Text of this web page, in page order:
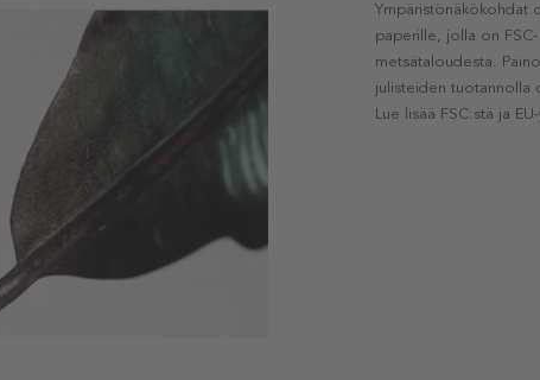
Ympäristönäkökohdat
paperille, jolla on
metsätaloudesta.
julisteiden tuotannolla
Lue lisää FSC:stä ja